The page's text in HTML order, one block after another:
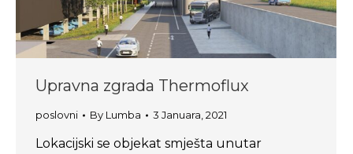
Upravna zgrada Thermoflux
poslovni By Lumba 3 Januara, 2021
Lokacijski se objekat smješta unutar